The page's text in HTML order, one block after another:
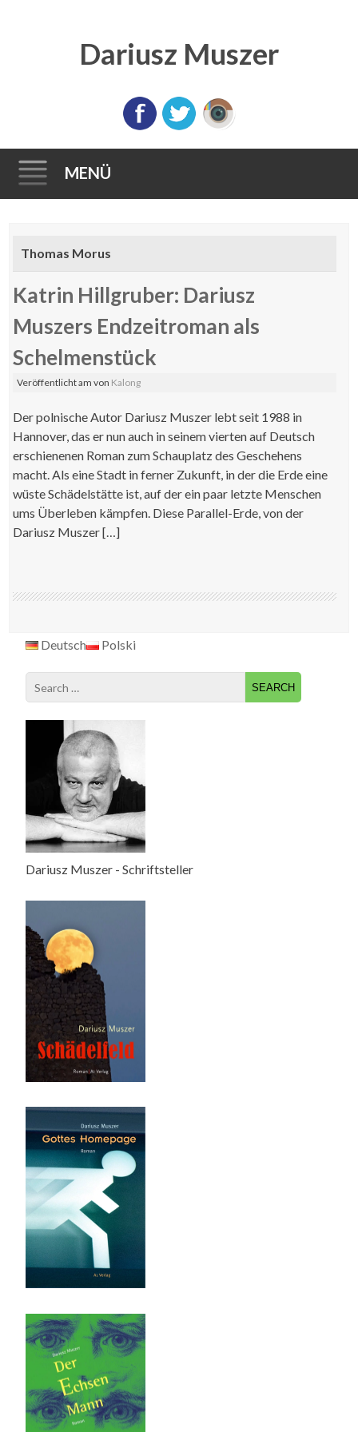
Dariusz Muszer
MENÜ
Inhalt
Thomas Morus
Katrin Hillgruber: Dariusz
Muszers Endzeitroman als
Schelmenstück
Veröffentlicht amvon Kalong
Der polnische Autor Dariusz Muszer lebt seit 1988 in
Hannover, das er nun auch in seinem vierten auf Deutsch
erschienenen Roman zum Schauplatz des Geschehens
macht. Als eine Stadt in ferner Zukunft, in der die Erde eine
wüste Schädelstätte ist, auf der ein paar letzte Menschen
ums Überleben kämpfen. Diese Parallel-Erde, von der
Dariusz Muszer […]
Deutsch Polski
Search
for:
Dariusz Muszer - Schriftsteller